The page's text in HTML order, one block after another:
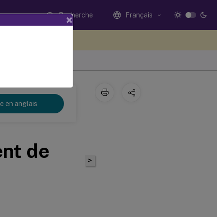
Recherche Français
en anglais
de
>
×